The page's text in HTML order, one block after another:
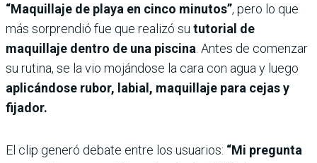
“Maquillaje de playa en cinco minutos”, pero lo que
más sorprendió fue que realizó su tutorial de
maquillaje dentro de una piscina . Antes de comenzar
su rutina, se la vio mojándose la cara con agua y luego
aplicándose rubor, labial, maquillaje para cejas y
fijador.
El clip generó debate entre los usuarios: “Mi pregunta